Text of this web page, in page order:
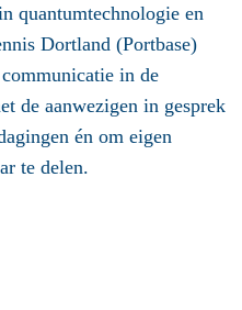
quantumtechnologie en
Dortland (Portbase)
in de
de aanwezigen in gesprek
én om eigen
te delen.